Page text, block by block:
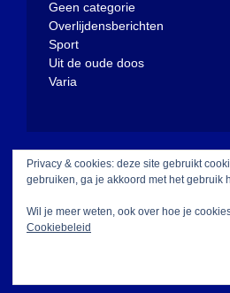
Geen categorie
Overlijdensberichten
Sport
Uit de oude doos
Varia
Met trots aangedreven door
Privacy & cookies: deze site gebruikt
gebruiken, ga je akkoord met het gebruik
Wil je meer weten, ook over hoe je
Cookiebeleid